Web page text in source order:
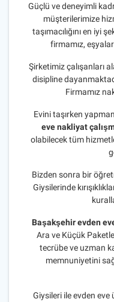
Güçlü ve deneyimli
müşterilerimize
taşımacılığını en iyi
firmamız,
Şirketimiz çalışanları
disipline
Firmamız
Evini taşırken
eve nakliyat
olabilecek tüm
Bizden sonra bir
Giysilerinde
Başakşehir evden
Ara ve Küçük
tecrübe ve uzman
memnuniyetini
Giysileri ile evden